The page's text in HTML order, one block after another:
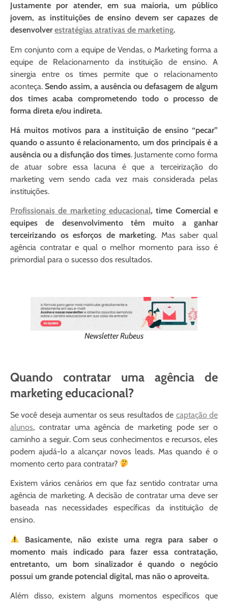
Justamente por atender, em sua maioria, um público
jovem, as instituições de ensino devem ser capazes de
desenvolverestratégias atrativas de marketing.
Em conjunto com a equipe de Vendas, o Marketing forma a
equipe de Relacionamento da instituição de ensino. A
sinergia entre os times permite que o relacionamento
aconteça.Sendo assim, a ausência ou defasagem de algum
dos times acaba comprometendo todo o processo de
forma direta e/ou indireta.
Há muitos motivos para a instituição de ensino “pecar”
quando o assunto é relacionamento, um dos principais é a
ausência ou a disfunção dos times. Justamente como forma
de atuar sobre essa lacuna é que a terceirização do
marketing vem sendo cada vez mais considerada pelas
instituições.
Profissionais de marketing educacional, time Comercial e
equipes de desenvolvimento têm muito a ganhar
terceirizando os esforços de marketing. Mas saber qual
agência contratar e qual o melhor momento para isso é
primordial para o sucesso dos resultados.
Newsletter Rubeus
Quando contratar uma agência de
marketing educacional?
Se você deseja aumentar os seus resultados de captação de
alunos, contratar uma agência de marketing pode ser o
caminho a seguir. Com seus conhecimentos e recursos, eles
podem ajudá-lo a alcançar novos leads. Mas quando é o
momento certo para contratar?
Existem vários cenários em que faz sentido contratar uma
agência de marketing. A decisão de contratar uma deve ser
baseada nas necessidades específicas da instituição de
ensino.
Basicamente, não existe uma regra para saber o
momento mais indicado para fazer essa contratação,
entretanto, um bom sinalizador é quando o negócio
possui um grande potencial digital, mas não o aproveita.
Além disso, existem alguns momentos específicos que